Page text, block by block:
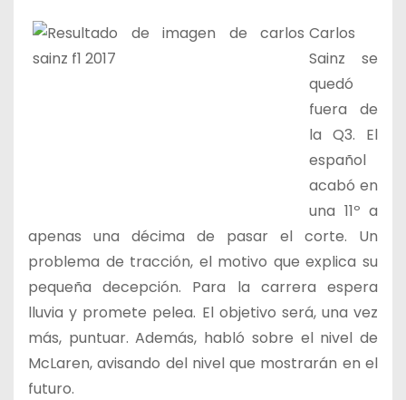
Carlos
Sainz se
quedó
fuera de
la Q3. El
español
acabó en
una 11º a
apenas una décima de pasar el corte. Un
problema de tracción, el motivo que explica su
pequeña decepción. Para la carrera espera
lluvia y promete pelea. El objetivo será, una vez
más, puntuar. Además, habló sobre el nivel de
McLaren, avisando del nivel que mostrarán en el
futuro.